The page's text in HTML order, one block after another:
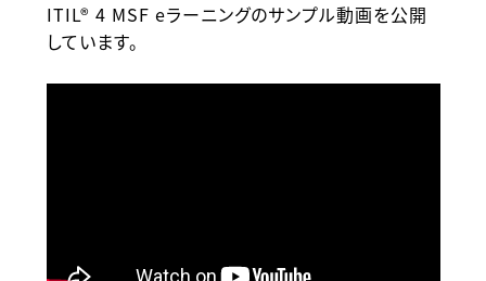
ITIL® 4 MSF eラーニングのサンプル動画を公開
しています。